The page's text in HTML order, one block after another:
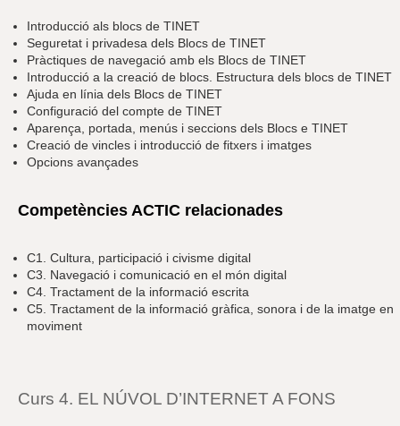
Introducció als blocs de TINET
Seguretat i privadesa dels Blocs de TINET
Pràctiques de navegació amb els Blocs de TINET
Introducció a la creació de blocs. Estructura dels blocs de TINET
Ajuda en línia dels Blocs de TINET
Configuració del compte de TINET
Aparença, portada, menús i seccions dels Blocs e TINET
Creació de vincles i introducció de fitxers i imatges
Opcions avançades
Competències ACTIC relacionades
C1. Cultura, participació i civisme digital
C3. Navegació i comunicació en el món digital
C4. Tractament de la informació escrita
C5. Tractament de la informació gràfica, sonora i de la imatge en
moviment
Curs 4. EL NÚVOL D’INTERNET A FONS